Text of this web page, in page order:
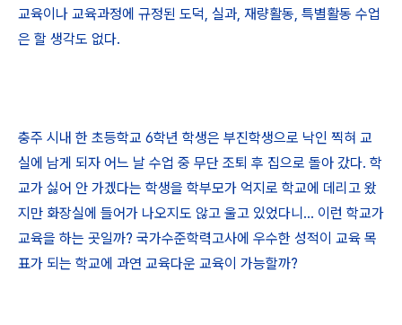
교육이나 교육과정에 규정된 도덕, 실과, 재량활동, 특별활동 수업
은 할 생각도 없다.
충주 시내 한 초등학교 6학년 학생은 부진학생으로 낙인 찍혀 교
실에 남게 되자 어느 날 수업 중 무단 조퇴 후 집으로 돌아 갔다. 학
교가 싫어 안 가겠다는 학생을 학부모가 억지로 학교에 데리고 왔
지만 화장실에 들어가 나오지도 않고 울고 있었다니... 이런 학교가
교육을 하는 곳일까? 국가수준학력고사에 우수한 성적이 교육 목
표가 되는 학교에 과연 교육다운 교육이 가능할까?